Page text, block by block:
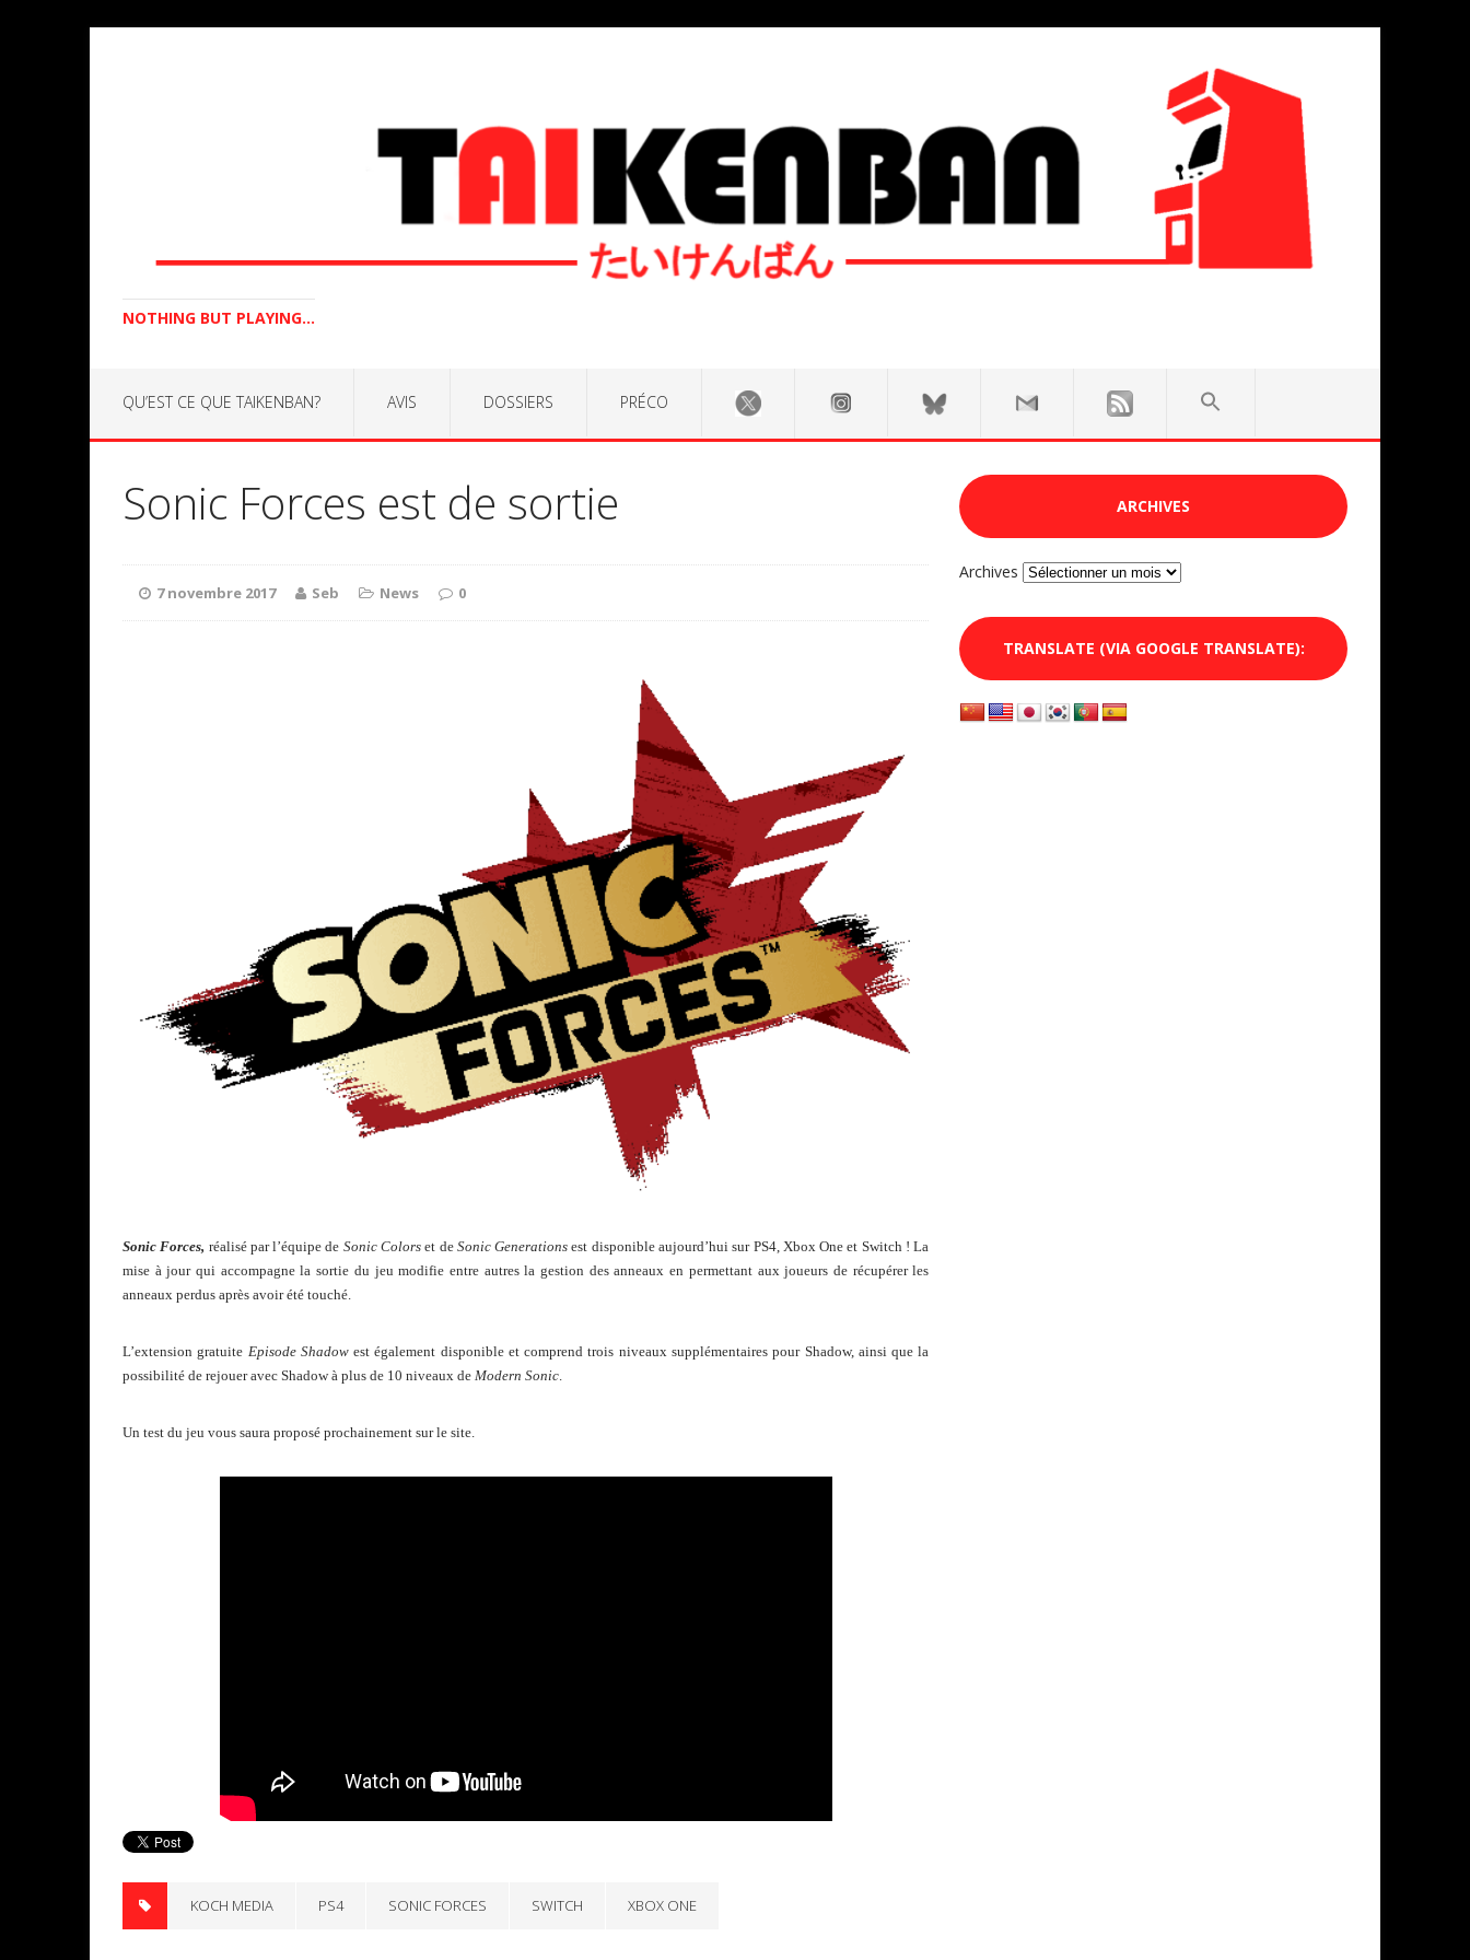
NOTHING BUT PLAYING...
QU’EST CE QUE TAIKENBAN? AVIS DOSSIERS PRÉCO
Sonic Forces est de sortie
7 novembre 2017 Seb News 0
Sonic Forces, réalisé par l’équipe de Sonic Colorset deSonic Generations est disponible aujourd’hui sur PS4, Xbox One et Switch ! La
mise à jour qui accompagne la sortie du jeu modifie entre autres la gestion des anneaux en permettant aux joueurs de récupérer les
anneaux perdus après avoir été touché.
L’extension gratuite Episode Shadowest également disponible et comprend trois niveaux supplémentaires pour Shadow, ainsi que la
possibilité de rejouer avec Shadow à plus de 10 niveaux de Modern Sonic
Un test du jeu vous saura proposé prochainement sur le site.
KOCH MEDIA PS4 SONIC FORCES SWITCH XBOX ONE
ARCHIVES
Archives
TRANSLATE (VIA GOOGLE TRANSLATE):